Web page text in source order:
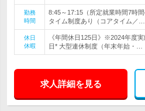
勤務
時間
8:45～17:15（所定就業時間7時
タイム制度あり（コアタイム／…
休日
休暇
《年間休日125日》※2024年度
日* 大型連休制度（年末年始・…
求人詳細を見る